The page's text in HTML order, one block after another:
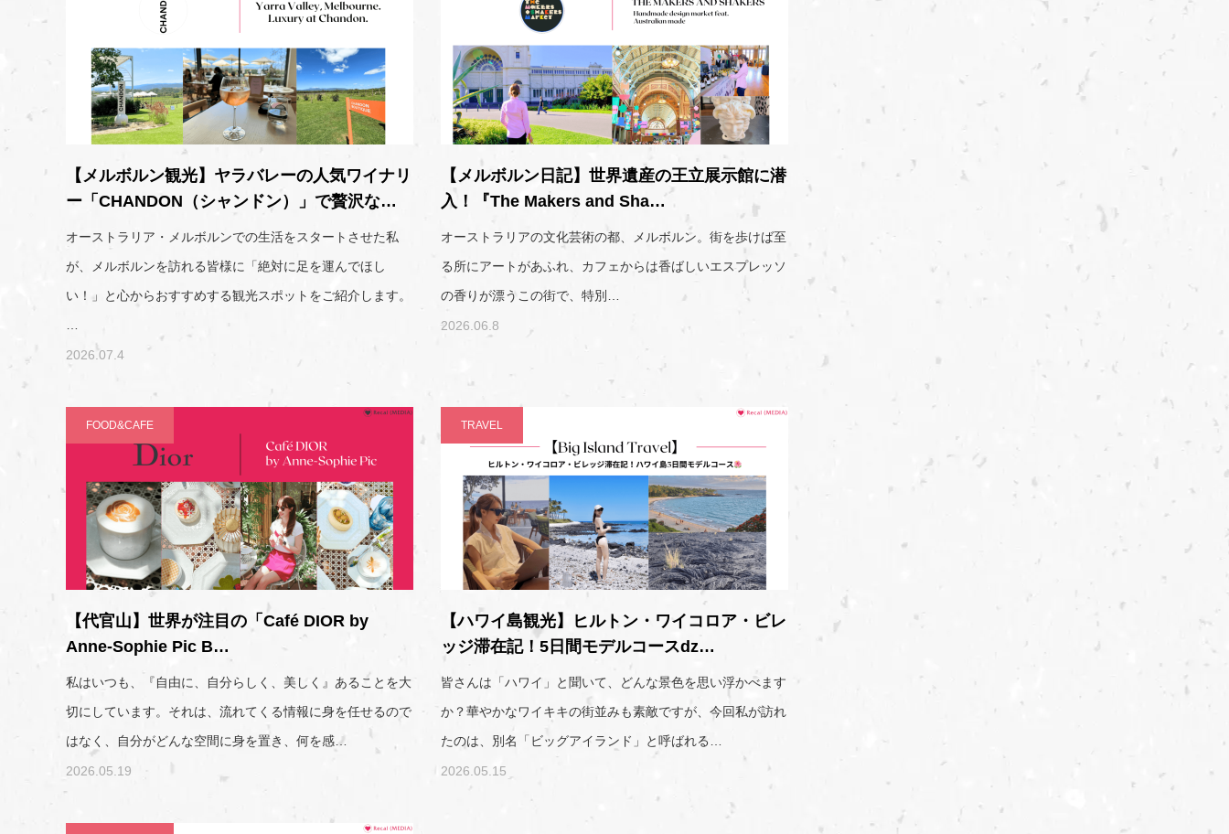
【メルボルン観光】ヤラバレーの人気ワイナリ
ー「CHANDON（シャンドン）」で贅沢な…
オーストラリア・メルボルンでの生活をスタートさせた私
が、メルボルンを訪れる皆様に「絶対に足を運んでほし
い！」と心からおすすめする観光スポットをご紹介します。
2026.07.4
【メルボルン日記】世界遺産の王立展示館に潜
入！『The Makers and Sha…
オーストラリアの文化芸術の都、メルボルン。街を歩けば至
る所にアートがあふれ、カフェからは香ばしいエスプレッソ
の香りが漂うこの街で、特別…
2026.06.8
FOOD&CAFE
【代官山】世界が注目の「Café DIOR by
Anne-Sophie Pic B…
私はいつも、『自由に、自分らしく、美しく』あることを大
切にしています。それは、流れてくる情報に身を任せるので
はなく、自分がどんな空間に身を置き、何を感…
2026.05.19
TRAVEL
【ハワイ島観光】ヒルトン・ワイコロア・ビレ
ッジ滞在記！5日間モデルコースǳ…
皆さんは「ハワイ」と聞いて、どんな景色を思い浮かべます
か？華やかなワイキキの街並みも素敵ですが、今回私が訪れ
たのは、別名「ビッグアイランド」と呼ばれる…
2026.05.15